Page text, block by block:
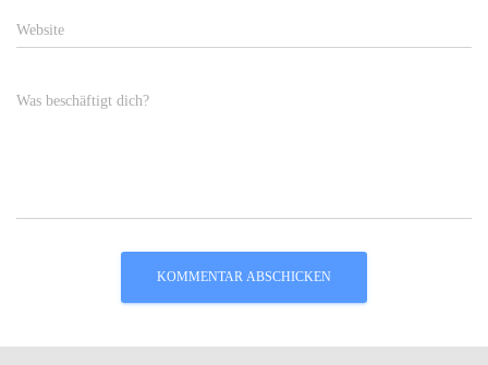
Website
Was beschäftigt dich?